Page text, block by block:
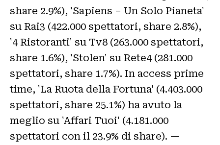
share 2.9%), 'Sapiens – Un Solo Pianeta'
su Rai3 (422.000 spettatori, share 2.8%),
'4 Ristoranti' su Tv8 (263.000 spettatori,
share 1.6%), 'Stolen' su Rete4 (281.000
spettatori, share 1.7%). In access prime
time, 'La Ruota della Fortuna' (4.403.000
spettatori, share 25.1%) ha avuto la
meglio su 'Affari Tuoi' (4.181.000
spettatori con il 23.9% di share). —